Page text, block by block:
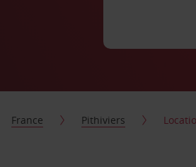
France Pithiviers